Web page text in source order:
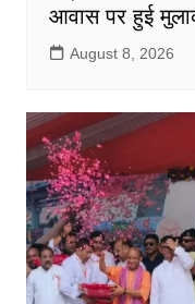
आवास पर हुई
August 8, 2026